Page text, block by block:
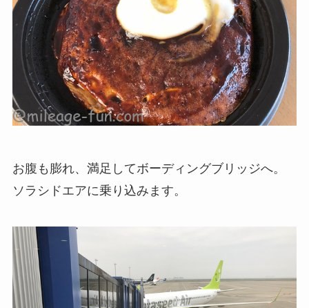
お腹も膨れ、満足してボーディングブリッジへ。
ソラシドエアに乗り込みます。